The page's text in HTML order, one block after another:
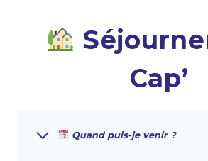
Cap’
Quand puis-je venir ?